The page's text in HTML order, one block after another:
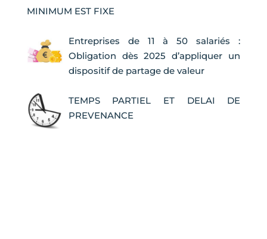
MINIMUM EST FIXE
Entreprises de 11 à 50 salariés :
Obligation dès 2025 d’appliquer un
dispositif de partage de valeur
TEMPS PARTIEL ET DELAI DE
PREVENANCE